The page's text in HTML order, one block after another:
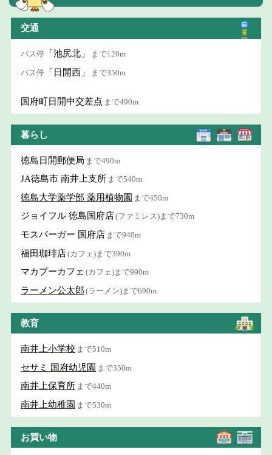
交通
バス停 「池尻北」 まで120m
バス停 「日開西」 まで350m
国府町日開中交差点 まで490m
暮らし
徳島日開郵便局 まで490m
JA徳島市 南井上支所 まで540m
徳島大学薬学部 薬用植物園 まで450m
ジョイフル 徳島国府店(ファミレス)まで730m
モスバーガー 国府店 まで940m
福田珈琲店(カフェ)まで390m
マカプーカフェ (カフェ)まで990m
ラーメン公太郎 (ラーメン)まで690m
教育
南井上小学校 まで510m
セサミ 国府幼児園 まで350m
南井上保育所 まで440m
南井上幼稚園 まで530m
お買い物